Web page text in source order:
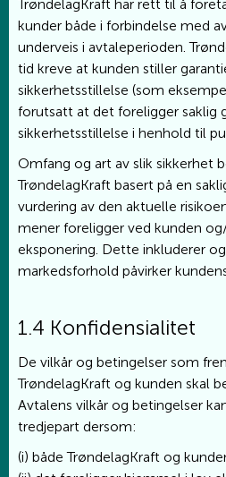
TrøndelagKraft har rett til å
kunder både i forbindelse med
underveis i avtaleperioden.
tid kreve at kunden stiller
sikkerhetsstillelse (som
forutsatt at det foreligger saklig
sikkerhetsstillelse i henhold til
Omfang og art av slik sikkerhet
TrøndelagKraft basert på en
vurdering av den aktuelle
mener foreligger ved kunden
eksponering. Dette inkluderer
markedsforhold påvirker
1.4 Konfidensialitet
De vilkår og betingelser som
TrøndelagKraft og kunden skal
Avtalens vilkår og betingelser
tredjepart dersom:
(i) både TrøndelagKraft og